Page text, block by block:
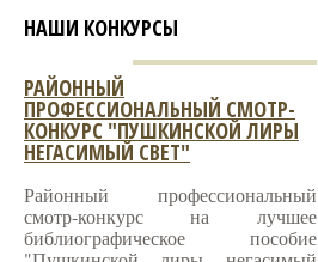
НАШИ КОНКУРСЫ
РАЙОННЫЙ
ПРОФЕССИОНАЛЬНЫЙ СМОТР-
КОНКУРС "ПУШКИНСКОЙ ЛИРЫ
НЕГАСИМЫЙ СВЕТ"
Районный профессиональный
смотр-конкурс на лучшее
библиографическое пособие